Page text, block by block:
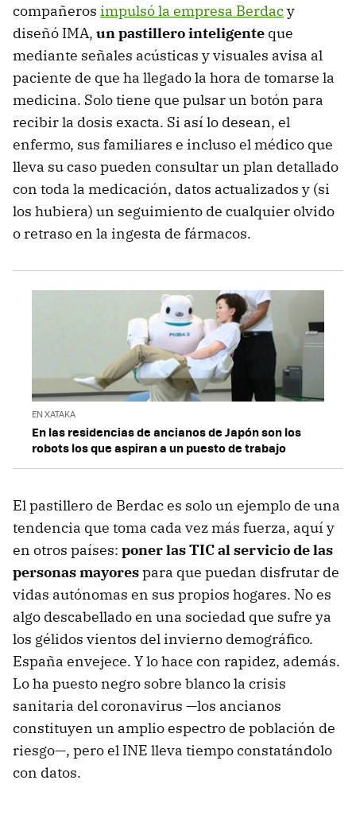
compañeros impulsó la empresa Berdacy
diseñó IMA, un pastillero inteligente que
mediante señales acústicas y visuales avisa al
paciente de que ha llegado la hora de tomarse la
medicina. Solo tiene que pulsar un botón para
recibir la dosis exacta. Si así lo desean, el
enfermo, sus familiares e incluso el médico que
lleva su caso pueden consultar un plan detallado
con toda la medicación, datos actualizados y (si
los hubiera) un seguimiento de cualquier olvido
o retraso en la ingesta de fármacos.
EN XATAKA
En las residencias de ancianos de Japón son los
robots los que aspiran a un puesto de trabajo
El pastillero de Berdac es solo un ejemplo de una
tendencia que toma cada vez más fuerza, aquí y
en otros países: poner las TIC al servicio de las
personas mayorespara que puedan disfrutar de
vidas autónomas en sus propios hogares. No es
algo descabellado en una sociedad que sufre ya
los gélidos vientos del invierno demográfico.
España envejece. Y lo hace con rapidez, además.
Lo ha puesto negro sobre blanco la crisis
sanitaria del coronavirus —los ancianos
constituyen un amplio espectro de población de
riesgo—, pero el INE lleva tiempo constatándolo
con datos.